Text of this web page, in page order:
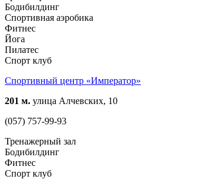
Бодибилдинг
Спортивная аэробика
Фитнес
Йога
Пилатес
Спорт клуб
Спортивный центр «Император»
201 м. улица Алчевских, 10
(057) 757-99-93
Тренажерный зал
Бодибилдинг
Фитнес
Спорт клуб